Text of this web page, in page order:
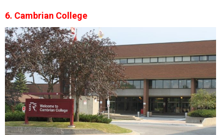
6. Cambrian College